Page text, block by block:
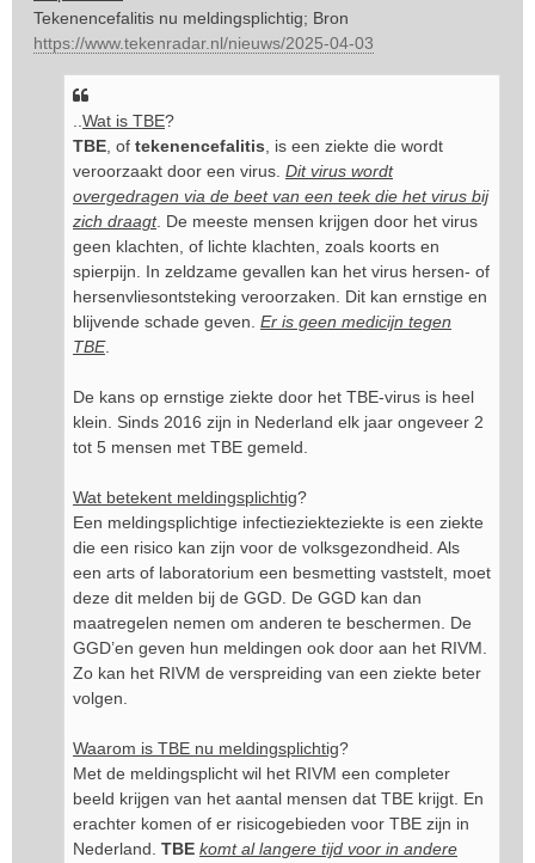
h
t
Tekenencefalitis nu meldingsplichtig; Bron
https://www.tekenradar.nl/nieuws/2025-04-03
Wat is TBE?
TBE , of tekenencefalitis , is een ziekte die wordt
veroorzaakt door een virus. Dit virus wordt
overgedragen via de beet van een teek die het virus bij
zich draagt. De meeste mensen krijgen door het virus
geen klachten, of lichte klachten, zoals koorts en
spierpijn. In zeldzame gevallen kan het virus hersen- of
hersenvliesontsteking veroorzaken. Dit kan ernstige en
blijvende schade geven. Er is geen medicijn tegen
TBE.
De kans op ernstige ziekte door het TBE-virus is heel
klein. Sinds 2016 zijn in Nederland elk jaar ongeveer 2
tot 5 mensen met TBE gemeld.
Wat betekent meldingsplichtig?
Een meldingsplichtige infectieziekteziekte is een ziekte
die een risico kan zijn voor de volksgezondheid. Als
een arts of laboratorium een besmetting vaststelt, moet
deze dit melden bij de GGD. De GGD kan dan
maatregelen nemen om anderen te beschermen. De
GGD’en geven hun meldingen ook door aan het RIVM.
Zo kan het RIVM de verspreiding van een ziekte beter
volgen.
Waarom is TBE nu meldingsplichtig?
Met de meldingsplicht wil het RIVM een completer
beeld krijgen van het aantal mensen dat TBE krijgt. En
erachter komen of er risicogebieden voor TBE zijn in
Nederland. TBE komt al langere tijd voor in andere